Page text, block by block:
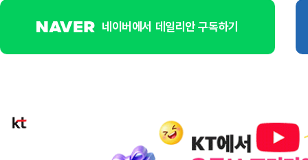
네이버에서 데일리안 구독하기